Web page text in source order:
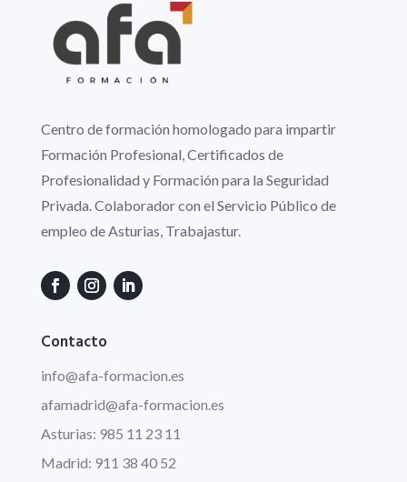
Centro de formación homologado para impartir
Formación Profesional, Certificados de
Profesionalidad y Formación para la Seguridad
Privada. Colaborador con el Servicio Público de
empleo de Asturias, Trabajastur.
Contacto
info@afa-formacion.es
afamadrid@afa-formacion.es
Asturias: 985 11 23 11
Madrid: 911 38 40 52